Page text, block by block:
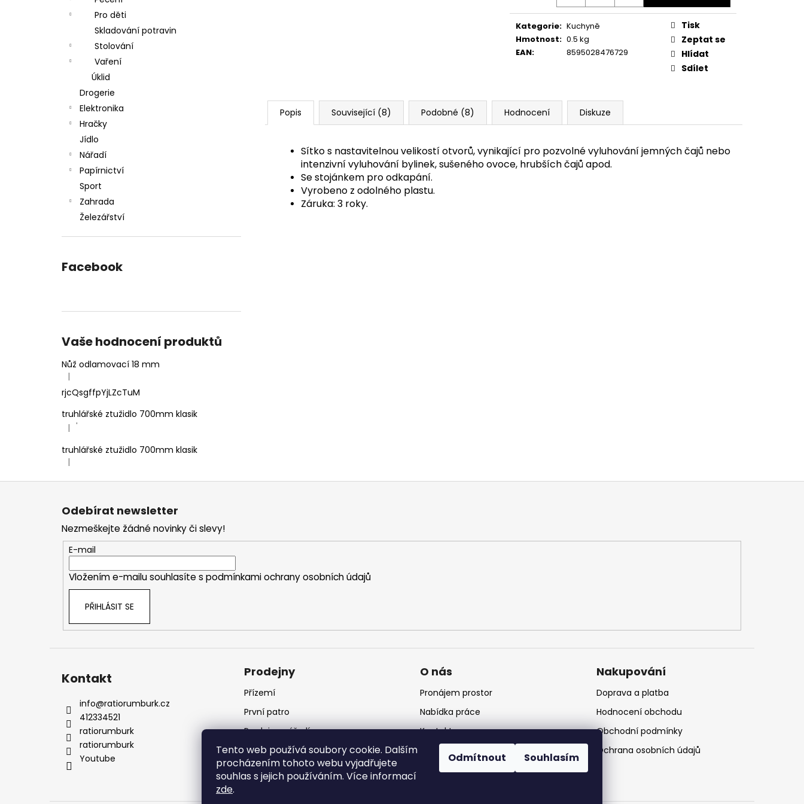
Tento web používá soubory cookie. Dalším
procházením tohoto webu vyjadřujete
souhlas s jejich používáním. Více informací
zde.
Odmítnout Souhlasím
Pro děti
Skladování potravin
Stolování
Vaření
Úklid
Drogerie
Elektronika
Hračky
Jídlo
Nářadí
Papírnictví
Sport
Zahrada
Železářství
Facebook
Vaše hodnocení produktů
Nůž odlamovací 18 mm
Hodnocení produktu je 4 z 5 hvězdiček.
|
rjcQsgffpYjLZcTuM
truhlářské ztužidlo 700mm klasik
Hodnocení produktu je 5 z 5 hvězdiček.
| '
truhlářské ztužidlo 700mm klasik
Hodnocení produktu je 5 z 5 hvězdiček.
|
Kategorie: Kuchyně
Hmotnost: 0.5 kg
EAN: 8595028476729
Tisk
Zeptat se
Hlídat
Sdílet
Popis Související (8) Podobné (8) Hodnocení Diskuze
Sítko s nastavitelnou velikostí otvorů, vynikající pro pozvolné vyluhování jemných čajů nebo
intenzivní vyluhování bylinek, sušeného ovoce, hrubších čajů apod.
Se stojánkem pro odkapání.
Vyrobeno z odolného plastu.
Záruka: 3 roky.
Z
Odebírat newsletter
Nezmeškejte žádné novinky či slevy!
E-mail
Vložením e-mailu souhlasíte s podmínkami ochrany osobních údajů
PŘIHLÁSIT SE
Kontakt
info@ratiorumburk.cz
412334521
ratiorumburk
ratiorumburk
Youtube
Prodejny
Přízemí
První patro
Prodejna nářadí
Prodejna krmiv
O nás
Pronájem prostor
Nabídka práce
Kontakt
Nakupování
Doprava a platba
Hodnocení obchodu
Obchodní podmínky
Ochrana osobních údajů